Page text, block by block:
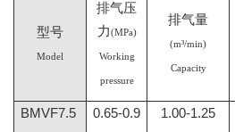
型号
Model
排气压
力(MPa)
Working
pressure
排气量
(m³/min)
Capacity
BMVF7.5 0.65-0.9 1.00-1.25